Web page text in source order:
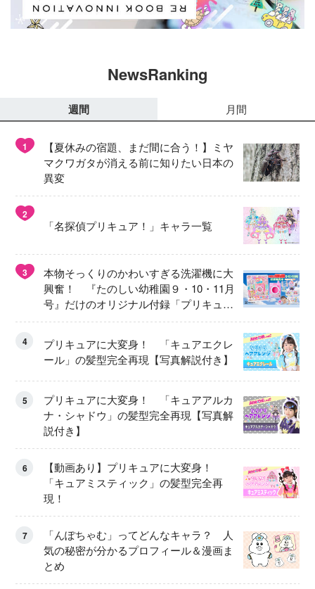
NewsRanking
週間 月間
1
【夏休みの宿題、まだ間に合う！】ミヤ
マクワガタが消える前に知りたい日本の
異変
2
「名探偵プリキュア！」キャラ一覧
3
本物そっくりのかわいすぎる洗濯機に大
興奮！ 『たのしい幼稚園９・10・11月
号』だけのオリジナル付録「プリキュ
ア くるくるせんたくき」
4
プリキュアに大変身！ 「キュアエクレ
ール」の髪型完全再現【写真解説付き】
5
プリキュアに大変身！ 「キュアアルカ
ナ・シャドウ」の髪型完全再現【写真解
説付き】
6
【動画あり】プリキュアに大変身！
「キュアミスティック」の髪型完全再
現！
7
「んぽちゃむ」ってどんなキャラ？ 人
気の秘密が分かるプロフィール＆漫画ま
とめ